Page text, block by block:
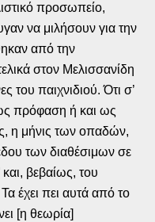
προσωπείο,
να μιλήσουν για την
από την
στον Μελισσανίδη
του παιχνιδιού. Ότι σ’
πρόφαση ή και ως
η μήνις των οπαδών,
των διαθέσιμων σε
βεβαίως, του
έχει πει αυτά από το
[η θεωρία]